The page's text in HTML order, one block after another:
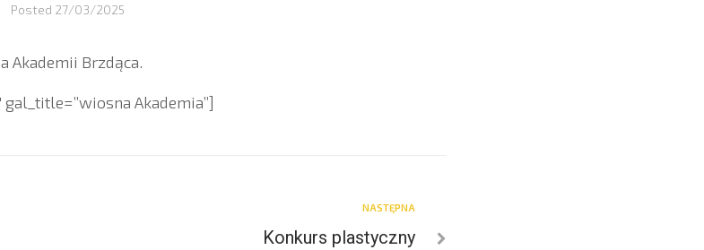
Posted 27/03/2025
Akademii Brzdąca.
Akademia”]
NASTĘPNA
Konkurs plastyczny